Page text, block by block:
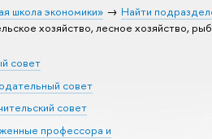
школа экономики» Найти
хозяйство, лесное хозяйство,
совет
совет
совет
профессора и